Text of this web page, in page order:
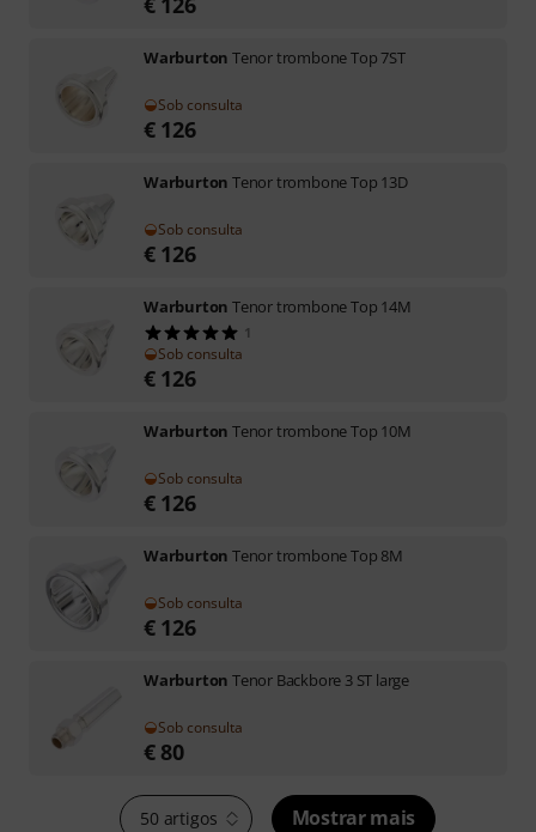
Warburton Tenor trombone Top 7ST
Sob consulta
€ 126
Warburton Tenor trombone Top 13D
Sob consulta
€ 126
Warburton Tenor trombone Top 14M
1
Sob consulta
€ 126
Warburton Tenor trombone Top 10M
Sob consulta
€ 126
Warburton Tenor trombone Top 8M
Sob consulta
€ 126
Warburton Tenor Backbore 3 ST large
Sob consulta
€ 80
50 artigos Mostrar mais